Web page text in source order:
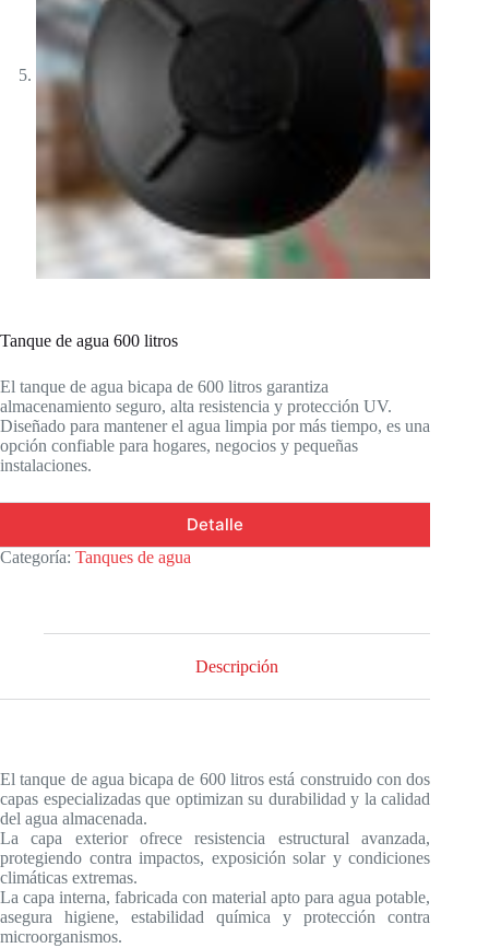
Tanque de agua 600 litros
El tanque de agua bicapa de 600 litros garantiza
almacenamiento seguro, alta resistencia y protección UV.
Diseñado para mantener el agua limpia por más tiempo, es una
opción confiable para hogares, negocios y pequeñas
instalaciones.
Detalle
Categoría: Tanques de agua
Descripción
El tanque de agua bicapa de 600 litros está construido con dos
capas especializadas que optimizan su durabilidad y la calidad
del agua almacenada.
La capa exterior ofrece resistencia estructural avanzada,
protegiendo contra impactos, exposición solar y condiciones
climáticas extremas.
La capa interna, fabricada con material apto para agua potable,
asegura higiene, estabilidad química y protección contra
microorganismos.